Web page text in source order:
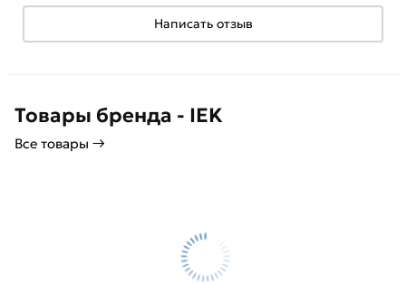
Написать отзыв
Товары бренда - IEK
Все товары →